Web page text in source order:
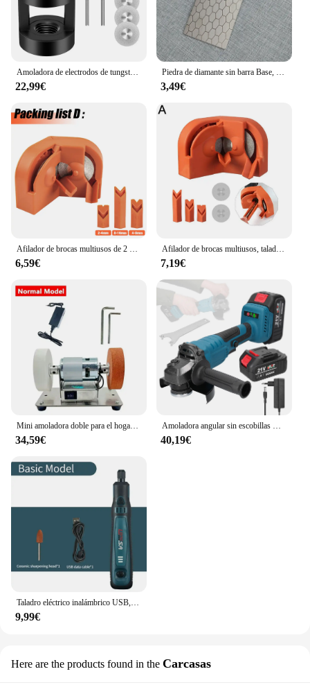
Amoladora de electrodos de tungsteno, herramienta de soldadura TIG con ranuras de corte, orificios horizontales desplazados y de múltiples ángulos, herramienta doméstica de rectificado de electrodos de tungsteno
22,99€
Piedra de diamante sin barra Base, afilador de cuchillos usado, piedra de afilar de diamante, barras de piedra para afilar, herramienta de cocina
3,49€
6,59€
Afilador de brocas multiusos, taladro de impacto eléctrico, afilador de cuchillos, pulido de doble cara desechable
7,19€
34,59€ 40,19€
9,99€
Here are the products found in the Carcasas